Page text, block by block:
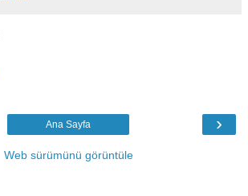
›
Ana Sayfa
Web sürümünü görüntüle